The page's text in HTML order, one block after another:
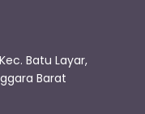
Batu Layar,
Barat